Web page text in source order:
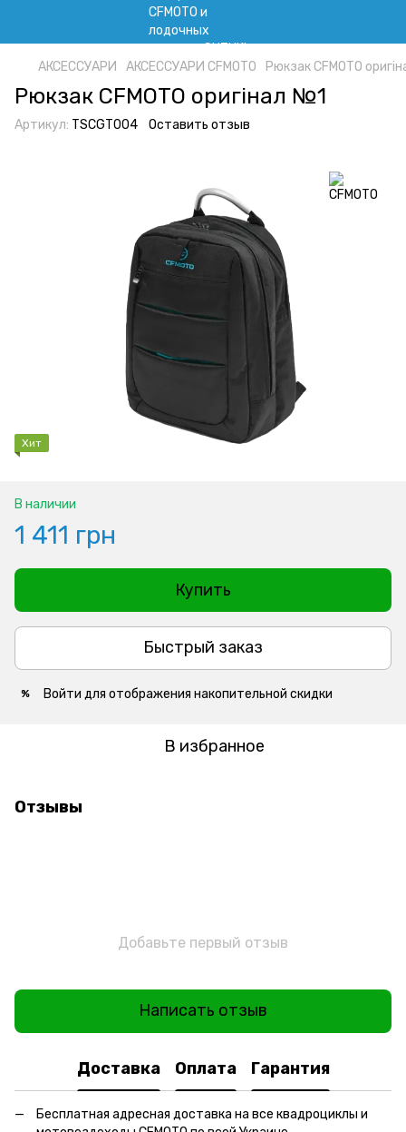
АКСЕССУАРИ АКСЕССУАРИ CFMOTO Рюкзак CFMOTO
Рюкзак CFMOTO оригінал №1
Артикул: TSCGT004 Оставить отзыв
Хит
В наличии
1 411 грн
Купить
Быстрый заказ
% Войти для отображения накопительной скидки
В избранное
Отзывы
Добавьте первый отзыв
Написать отзыв
Доставка Оплата Гарантия
Бесплатная адресная доставка на все квадроциклы и